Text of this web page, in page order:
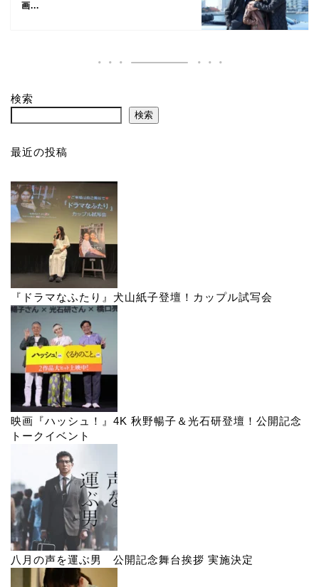
画...
検索
検索
最近の投稿
『ドラマなふたり』犬山紙子登壇！カップル試写会
映画『ハッシュ！』4K 秋野暢子＆光石研登壇！公開記念
トークイベント
八月の声を運ぶ男 公開記念舞台挨拶 実施決定